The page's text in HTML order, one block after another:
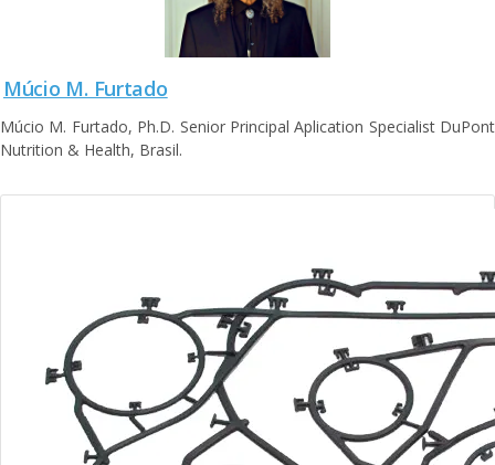
Múcio M. Furtado
Múcio M. Furtado, Ph.D. Senior Principal Aplication Specialist DuPont
Nutrition & Health, Brasil.